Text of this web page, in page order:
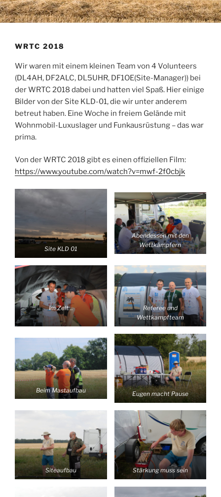
WRTC 2018
Wir waren mit einem kleinen Team von 4 Volunteers
(DL4AH, DF2ALC, DL5UHR, DF1OE(Site-Manager)) bei
der WRTC 2018 dabei und hatten viel Spaß. Hier einige
Bilder von der Site KLD-01, die wir unter anderem
betreut haben. Eine Woche in freiem Gelände mit
Wohnmobil-Luxuslager und Funkausrüstung – das war
prima.
Von der WRTC 2018 gibt es einen offiziellen Film:
https://www.youtube.com/watch?v=mwf-2f0cbjk
Site KLD 01
Abendessen mit den
Wettkämpfern
Im Zelt…
Referee und
Wettkampfteam
Beim Mastaufbau
Eugen macht Pause
Siteaufbau Stärkung muss sein